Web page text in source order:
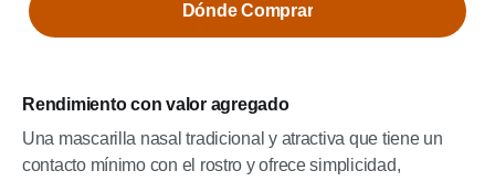
Rendimiento con valor agregado
Una mascarilla nasal tradicional y atractiva que tiene un
contacto mínimo con el rostro y ofrece simplicidad,
Dónde Comprar